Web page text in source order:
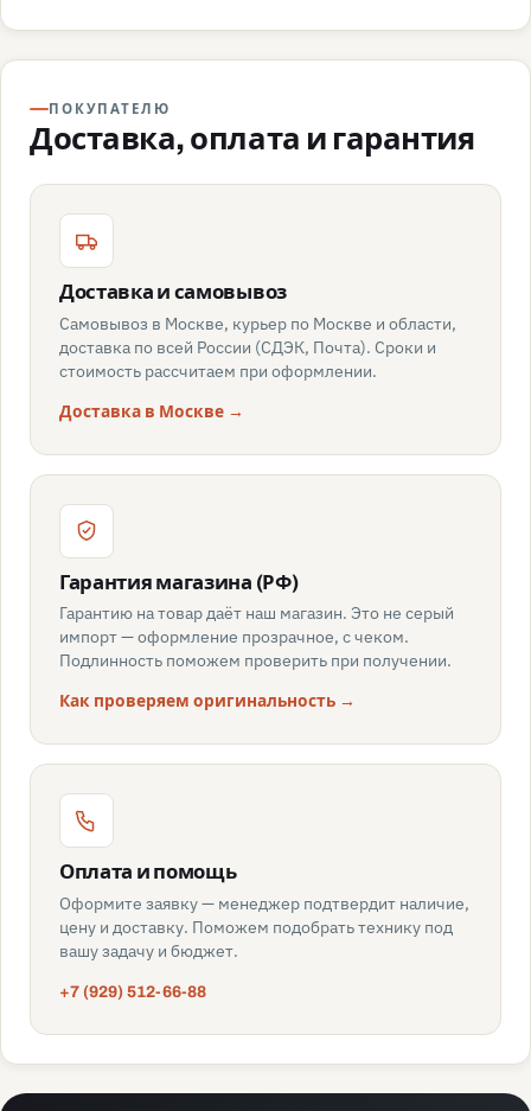
ПОКУПАТЕЛЮ
Доставка, оплата и гарантия
Доставка и самовывоз
Самовывоз в Москве, курьер по Москве и области,
доставка по всей России (СДЭК, Почта). Сроки и
стоимость рассчитаем при оформлении.
Доставка в Москве →
Гарантия магазина (РФ)
Гарантию на товар даёт наш магазин. Это не серый
импорт — оформление прозрачное, с чеком.
Подлинность поможем проверить при получении.
Как проверяем оригинальность →
Оплата и помощь
Оформите заявку — менеджер подтвердит наличие,
цену и доставку. Поможем подобрать технику под
вашу задачу и бюджет.
+7 (929) 512-66-88